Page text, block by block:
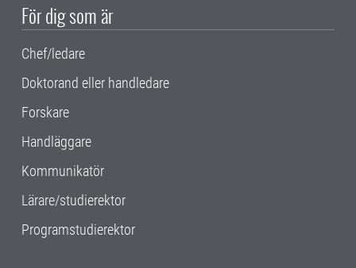
För dig som är
Chef/ledare
Doktorand eller handledare
Forskare
Handläggare
Kommunikatör
Lärare/studierektor
Programstudierektor